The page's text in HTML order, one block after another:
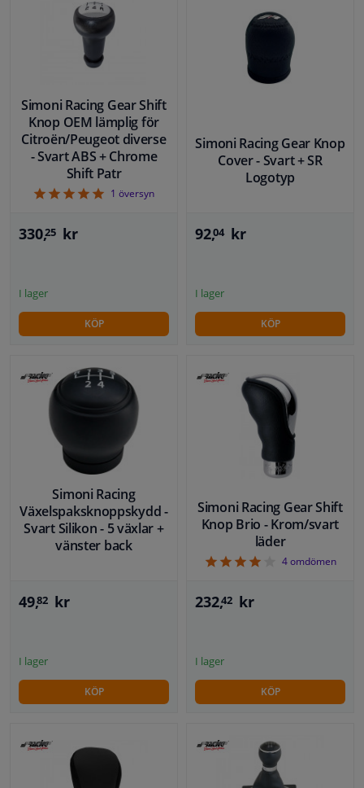
Simoni Racing Gear Shift
Knop OEM lämplig för
Citroën/Peugeot diverse
- Svart ABS + Chrome
Shift Patr
51 översyn
330,25 kr
I lager
KÖP
Simoni Racing Gear Knop
Cover - Svart + SR
Logotyp
92,04 kr
I lager
KÖP
Simoni Racing
Växelspaksknoppskydd -
Svart Silikon - 5 växlar +
vänster back
49,82 kr
I lager
KÖP
Simoni Racing Gear Shift
Knop Brio - Krom/svart
läder
44omdömen
232,42 kr
I lager
KÖP